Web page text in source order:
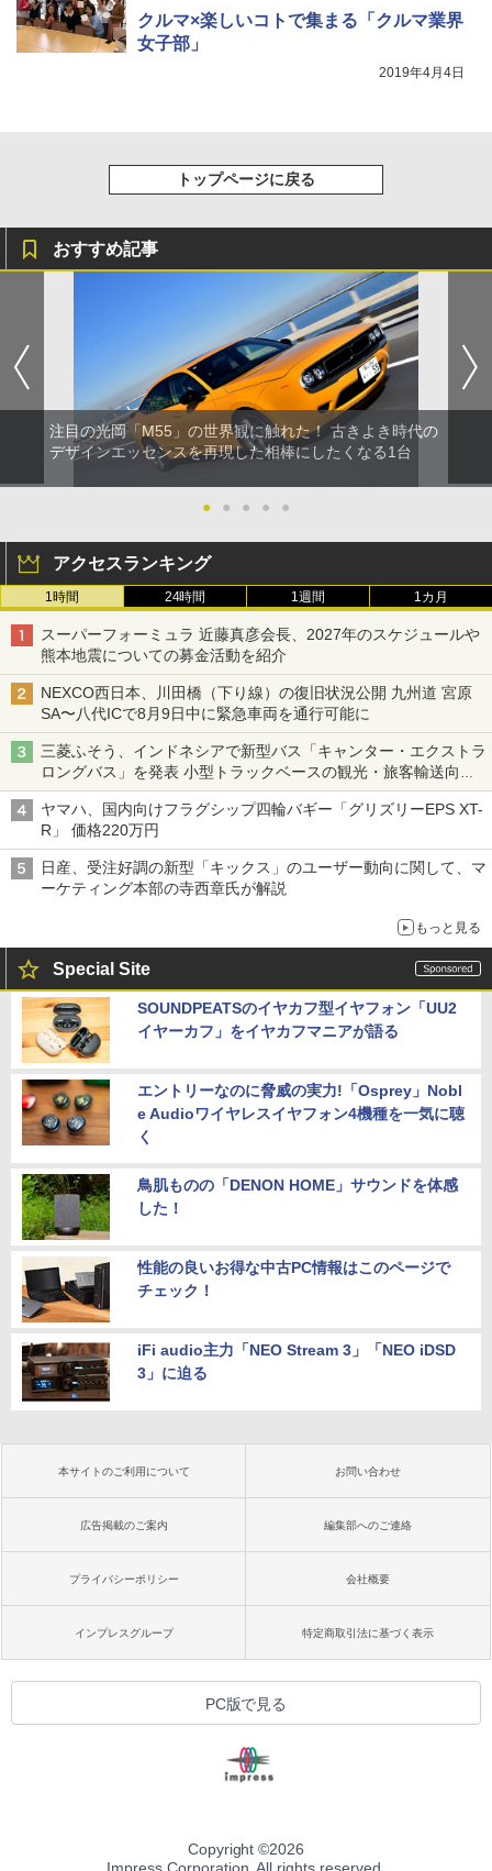
クルマ×楽しいコトで集まる「クルマ業界
女子部」
2019年4月4日
トップページに戻る
おすすめ記事
注目の光岡「M55」の世界観に触れた！ 古きよき時代の
デザインエッセンスを再現した相棒にしたくなる1台
● ● ● ● ●
アクセスランキング
1時間 24時間 1週間 1カ月
スーパーフォーミュラ 近藤真彦会長、2027年のスケジュールや
熊本地震についての募金活動を紹介
NEXCO西日本、川田橋（下り線）の復旧状況公開 九州道 宮原
SA〜八代ICで8月9日中に緊急車両を通行可能に
三菱ふそう、インドネシアで新型バス「キャンター・エクストラ
ロングバス」を発表 小型トラックベースの観光・旅客輸送向け
バス
ヤマハ、国内向けフラグシップ四輪バギー「グリズリーEPS XT-
R」 価格220万円
日産、受注好調の新型「キックス」のユーザー動向に関して、マ
ーケティング本部の寺西章氏が解説
もっと見る
Special Site
SOUNDPEATSのイヤカフ型イヤフォン「UU2
イヤーカフ」をイヤカフマニアが語る
エントリーなのに脅威の実力!「Osprey」Nobl
e Audioワイヤレスイヤフォン4機種を一気に聴
く
鳥肌ものの「DENON HOME」サウンドを体感
した！
性能の良いお得な中古PC情報はこのページで
チェック！
iFi audio主力「NEO Stream 3」「NEO iDSD
3」に迫る
本サイトのご利用について お問い合わせ
広告掲載のご案内 編集部へのご連絡
プライバシーポリシー 会社概要
インプレスグループ 特定商取引法に基づく表示
PC版で見る
Copyright ©2026
Impress Corporation. All rights reserved.